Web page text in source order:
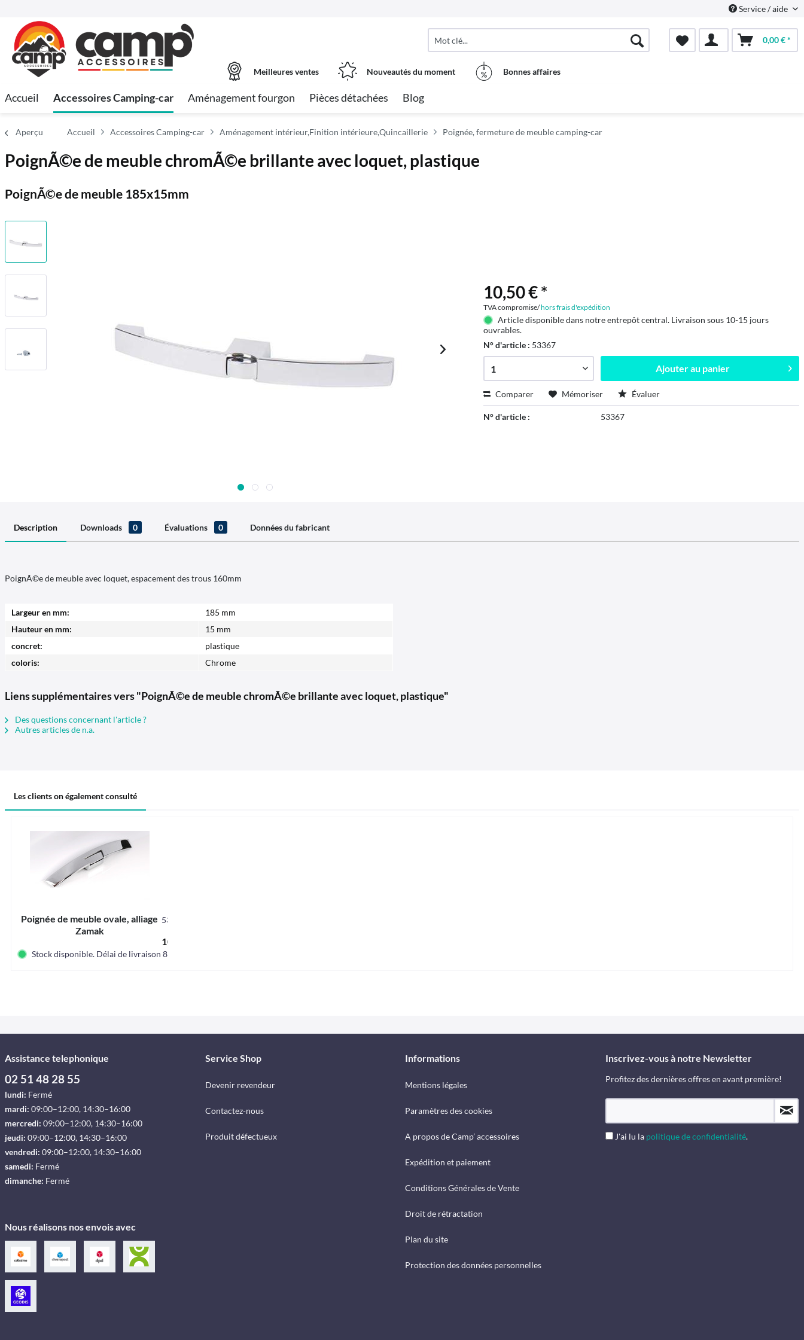
Service / aide
0,00 € *
Meilleures ventes Nouveautés du moment Bonnes affaires
Accueil Accessoires Camping-car Aménagement fourgon Pièces détachées Blog
Aperçu Accueil Accessoires Camping-car Aménagement intérieur,Finition intérieure,Quincaillerie Poignée, fermeture de meuble camping-car
PoignÃ©e de meuble chromÃ©e brillante avec loquet, plastique
PoignÃ©e de meuble 185x15mm
10,50 € *
TVA compromise/hors frais d'expédition
Article disponible dans notre entrepôt central. Livraison sous 10-15 jours
ouvrables.
N° d'article : 53367
Ajouter au panier
Comparer Mémoriser Évaluer
N° d'article : 53367
Description Downloads 0 Évaluations 0 Données du fabricant
PoignÃ©e de meuble avec loquet, espacement des trous 160mm
Largeur en mm:
185 mm
Hauteur en mm:
15 mm
concret:
plastique
coloris:
Chrome
Liens supplémentaires vers "PoignÃ©e de meuble chromÃ©e brillante avec loquet, plastique"
Des questions concernant l'article ?
Autres articles de n.a.
Les clients on également consulté
Poignée de meuble ovale, alliage
Zamak
53413
10,80 € *
Stock disponible. Délai de livraison 8-12 jours
Assistance telephonique
02 51 48 28 55
lundi: Fermé
mardi: 09:00–12:00, 14:30–16:00
mercredi: 09:00–12:00, 14:30–16:00
jeudi: 09:00–12:00, 14:30–16:00
vendredi: 09:00–12:00, 14:30–16:00
samedi: Fermé
dimanche: Fermé
Nous réalisons nos envois avec
Service Shop
Devenir revendeur
Contactez-nous
Produit défectueux
Informations
Mentions légales
Paramètres des cookies
A propos de Camp’ accessoires
Expédition et paiement
Conditions Générales de Vente
Droit de rétractation
Plan du site
Protection des données personnelles
Inscrivez-vous à notre Newsletter
Profitez des dernières offres en avant première!
J'ai lu la politique de confidentialité.